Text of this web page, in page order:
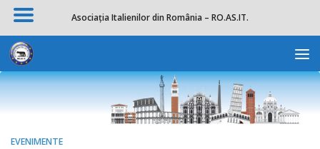
Skip to content
EVENIMENTE
Asociația Italienilor din România – RO.AS.IT.